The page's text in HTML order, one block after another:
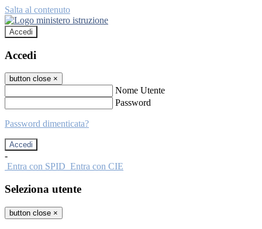
Salta al contenuto
Accedi
Accedi
button close ×
Nome Utente
Password
Password dimenticata?
-
Entra con SPID Entra con CIE
Seleziona utente
button close ×